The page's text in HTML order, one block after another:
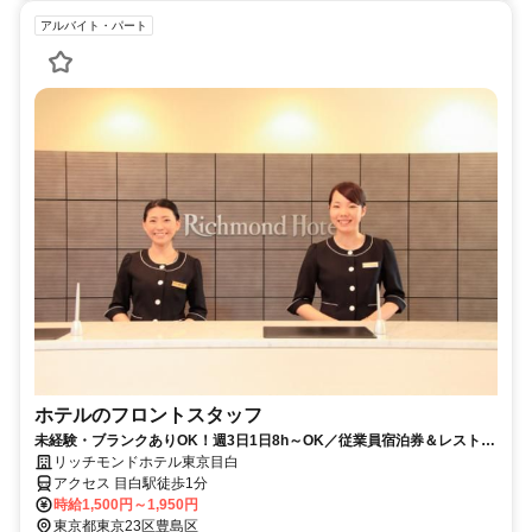
アルバイト・パート
ホテルのフロントスタッフ
未経験・ブランクありOK！週3日1日8h～OK／従業員宿泊券＆レストラ
ン割引券支給あり
リッチモンドホテル東京目白
アクセス 目白駅徒歩1分
時給1,500円～1,950円
東京都東京23区豊島区